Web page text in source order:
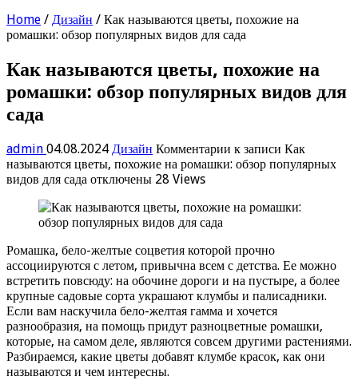
Home / Дизайн / Как называются цветы, похожие на
ромашки: обзор популярных видов для сада
Как называются цветы, похожие на
ромашки: обзор популярных видов для
сада
admin 04.08.2024 Дизайн Комментарии к записи Как
называются цветы, похожие на ромашки: обзор популярных
видов для сада отключены 28 Views
Ромашка, бело-желтые соцветия которой прочно
ассоциируются с летом, привычна всем с детства. Ее можно
встретить повсюду: на обочине дороги и на пустыре, а более
крупные садовые сорта украшают клумбы и палисадники.
Если вам наскучила бело-желтая гамма и хочется
разнообразия, на помощь придут разноцветные ромашки,
которые, на самом деле, являются совсем другими растениями.
Разбираемся, какие цветы добавят клумбе красок, как они
называются и чем интересны.